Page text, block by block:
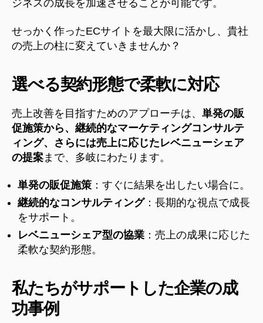
ジネスの成長を加速させることが可能です。
せっかく作ったECサイトを最大限に活かし、貴社
の売上の柱に変えていきませんか？
選べる契約形態で柔軟に対応
売上改善を目指すためのアプローチは、 単発の販
促施策から、継続的なマーケティングコンサルテ
ィング、さらには売上に応じたレベニューシェア
の提案 まで、多岐にわたります。
単発の販促施策 ：すぐに結果を出したい場合に。
継続的なコンサルティング：長期的な視点で成長
をサポート。
レベニューシェア型の協業 ：売上の成果に応じた
柔軟な契約形態。
私たちがサポートした企業の成
功事例